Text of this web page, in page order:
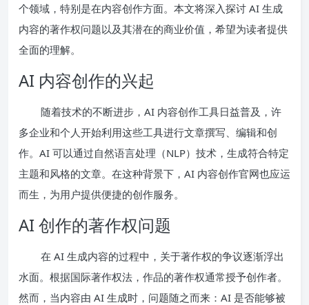
个领域，特别是在内容创作方面。本文将深入探讨 AI 生成
内容的著作权问题以及其潜在的商业价值，希望为读者提供
全面的理解。
AI 内容创作的兴起
随着技术的不断进步，AI 内容创作工具日益普及，许
多企业和个人开始利用这些工具进行文章撰写、编辑和创
作。AI 可以通过自然语言处理（NLP）技术，生成符合特定
主题和风格的文章。在这种背景下，AI 内容创作官网也应运
而生，为用户提供便捷的创作服务。
AI 创作的著作权问题
在 AI 生成内容的过程中，关于著作权的争议逐渐浮出
水面。根据国际著作权法，作品的著作权通常授予创作者。
然而，当内容由 AI 生成时，问题随之而来：AI 是否能够被